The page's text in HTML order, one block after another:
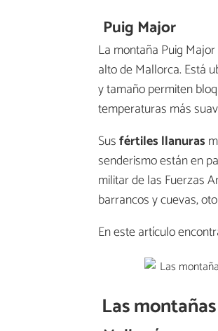
Puig Major
La montaña Puig
alto de Mallorca. Está
y tamaño permiten
temperaturas más
Susfértiles llanuras
senderismo están en
militar de las Fuerzas
barrancos y cuevas,
En este artículo
Las